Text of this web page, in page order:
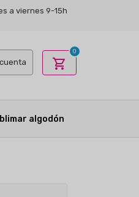
a viernes 9-15h
shopping_cart
0
algodón